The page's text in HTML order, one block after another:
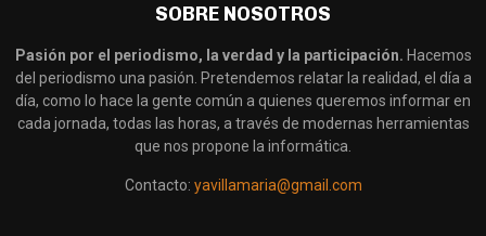
SOBRE NOSOTROS
Pasión por el periodismo, la verdad y la participación. Hacemos
del periodismo una pasión. Pretendemos relatar la realidad, el día a
día, como lo hace la gente común a quienes queremos informar en
cada jornada, todas las horas, a través de modernas herramientas
que nos propone la informática.
Contacto: yavillamaria@gmail.com